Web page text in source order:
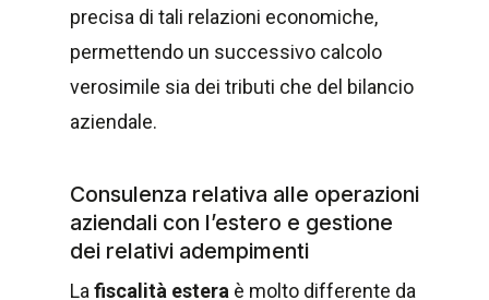
precisa di tali relazioni economiche,
permettendo un successivo calcolo
verosimile sia dei tributi che del bilancio
aziendale.
Consulenza relativa alle operazioni
aziendali con l’estero e gestione
dei relativi adempimenti
La fiscalità estera è molto differente da